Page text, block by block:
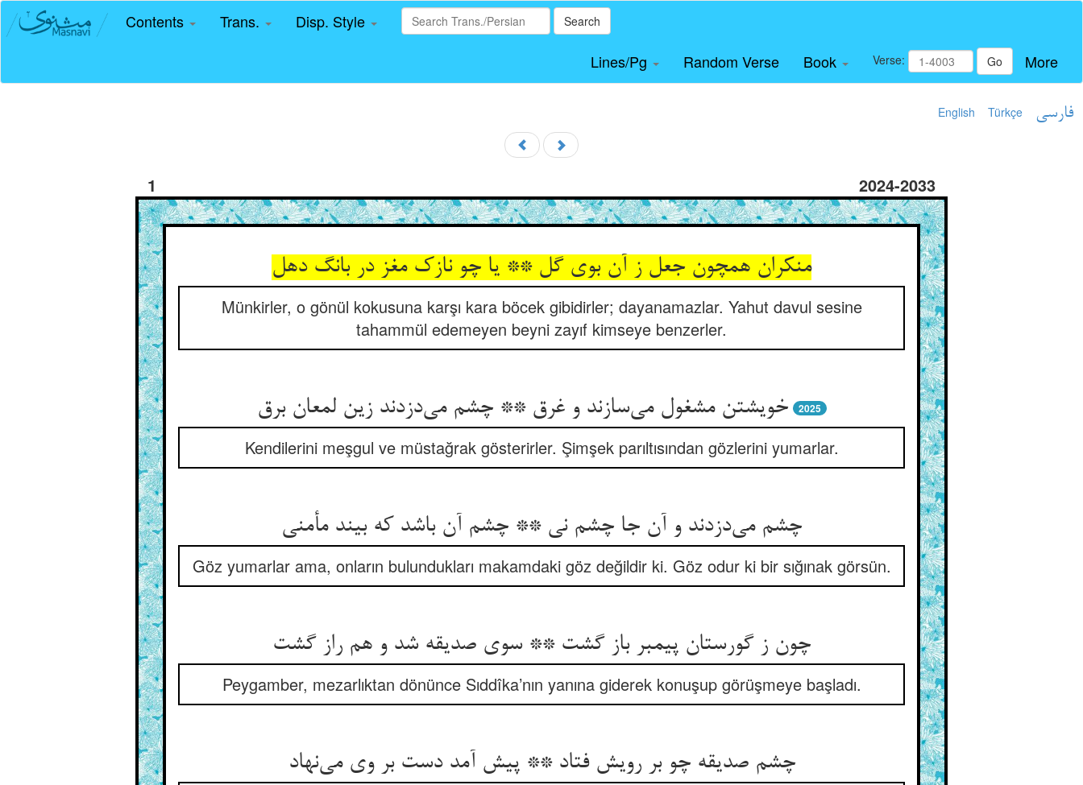
Contents Trans. Disp. Style Search
Lines/Pg Random Verse Book Verse: Go More
English Türkçe فارسی
1 2024-2033
Münkirler, o gönül kokusuna karşı kara böcek gibidirler; dayanamazlar. Yahut davul sesine
tahammül edemeyen beyni zayıf kimseye benzerler.
خویشتن مشغول می‌‌سازند و غرق ** چشم می‌‌دزدند زین لمعان برق‌‌ 2025
Kendilerini meşgul ve müstağrak gösterirler. Şimşek parıltısından gözlerini yumarlar.
Göz yumarlar ama, onların bulundukları makamdaki göz değildir ki. Göz odur ki bir sığınak görsün.
Peygamber, mezarlıktan dönünce Sıddîka’nın yanına giderek konuşup görüşmeye başladı.
چشم صدیقه چو بر رویش فتاد ** پیش آمد دست بر وی می‌‌نهاد